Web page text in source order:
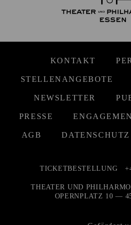
KONTAKT
STELLENANGEBOTE
NEWSLETTER
PRESSE
AGB DATENSCHUTZ
TICKETBESTELLUNG
THEATER UND
OPERNPLATZ 10 —